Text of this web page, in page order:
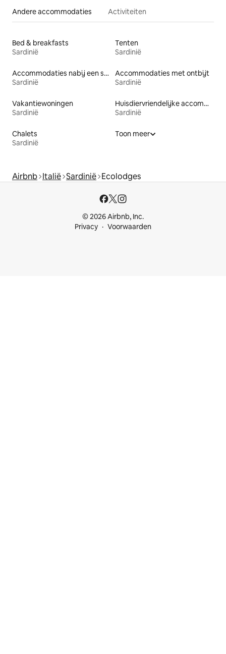
Andere accommodaties Activiteiten
Bed & breakfasts
Sardinië
Tenten
Sardinië
Accommodaties nabij een strand
Sardinië
Accommodaties met ontbijt
Sardinië
Vakantiewoningen
Sardinië
Huisdiervriendelijke accommodaties
Sardinië
Chalets
Sardinië
Toon meer
Airbnb Italië Sardinië Ecolodges
© 2026 Airbnb, Inc.
Privacy
Voorwaarden